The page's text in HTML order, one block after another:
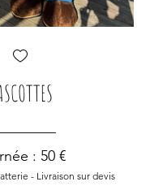
: 50 €
- Livraison sur devis